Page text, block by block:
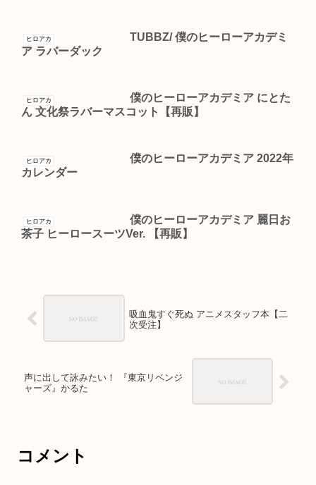
ヒロアカ
TUBBZ/ 僕のヒーローアカデミ
ア ラバーダック
ヒロアカ
僕のヒーローアカデミア にとた
ん 文化祭ラバーマスコット【再販】
ヒロアカ
僕のヒーローアカデミア 2022年
カレンダー
ヒロアカ
僕のヒーローアカデミア 麗日お
茶子 ヒーロースーツVer. 【再販】
吸血鬼すぐ死ぬ アニメスタッフ本【二
次受注】
声に出して詠みたい！ 『東京リベンジ
ャーズ』かるた
コメント